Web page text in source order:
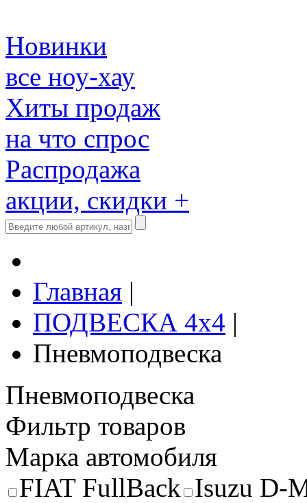
Новинки
все ноу-хау
Хиты продаж
на что спрос
Распродажа
акции, скидки +
Главная |
ПОДВЕСКА 4x4 |
Пневмоподвеска
Пневмоподвеска
Фильтр товаров
Марка автомобиля
FIAT FullBack Isuzu D-